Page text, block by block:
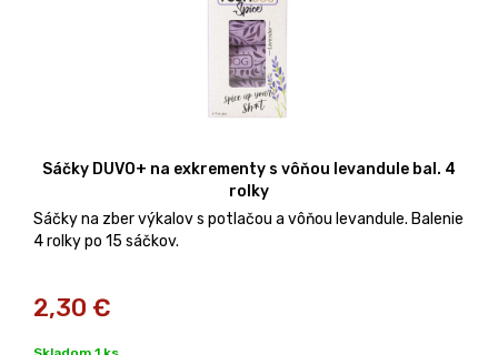
Sáčky DUVO+ na exkrementy s vôňou levandule bal. 4
rolky
Sáčky na zber výkalov s potlačou a vôňou levandule. Balenie
4 rolky po 15 sáčkov.
2,30 €